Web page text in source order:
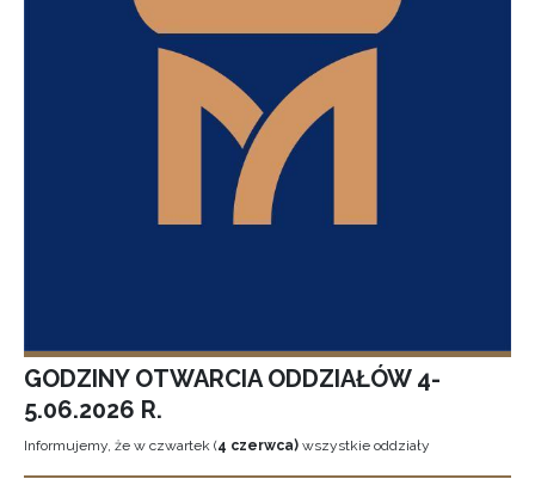
GODZINY OTWARCIA ODDZIAŁÓW 4-
5.06.2026 R.
Informujemy, że w czwartek (4 czerwca) wszystkie oddziały